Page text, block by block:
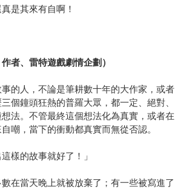
是其來有自啊！
者、雷特遊戲劇情企劃）
的人，不論是筆耕數十年的大作家，或者
個鐘頭狂熱的普羅大眾，都一定、絕對、
法。不管最終這個想法化為真實，或者在
嘲，當下的衝動都真實而無從否認。
樣的故事就好了！」
在當天晚上就被放棄了；有一些被寫進了